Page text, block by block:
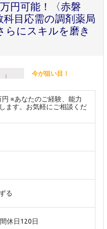
円可能！〈赤磐
目応需の調剤薬局
らにスキルを磨き
今が狙い目！
※あなたのご経験、能力
ます。お気軽にご相談くだ
る
休日120日